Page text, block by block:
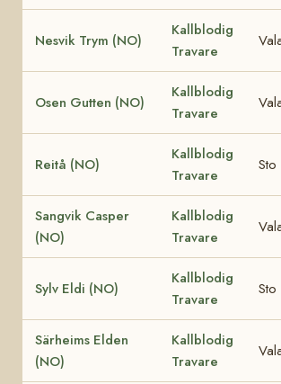
Nesvik Trym (NO)
Kallblodig
Travare
Osen Gutten (NO)
Kallblodig
Travare
Reitå (NO)
Kallblodig
Travare
Sto
Sangvik Casper
(NO)
Kallblodig
Travare
Sylv Eldi (NO)
Kallblodig
Travare
Sto
Särheims Elden
(NO)
Kallblodig
Travare